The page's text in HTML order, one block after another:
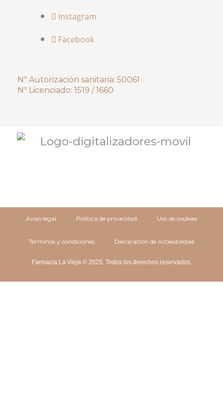
Instagram
Facebook
Nº Autorización sanitaria: 50061
Nº Licenciado: 1519 / 1660
Aviso legal Política de privacidad Uso de cookies
Términos y condiciones Declaración de Accesibilidad
Farmacia La Vieja © 2025. Todos los derechos reservados.